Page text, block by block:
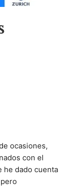
ocasiones,
con el
he dado cuenta